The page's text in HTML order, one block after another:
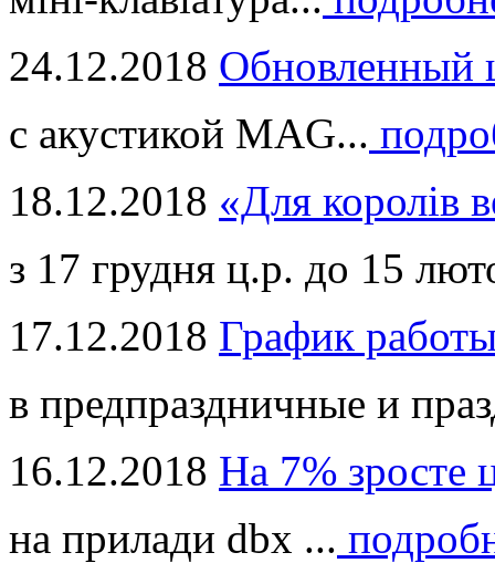
24.12.2018 Обновленный
с акустикой MAG...
18.12.2018 «Для королів
з 17 грудня ц.р. до 15
17.12.2018 График
в предпраздничные и
16.12.2018 На 7% зросте
на прилади dbx ...